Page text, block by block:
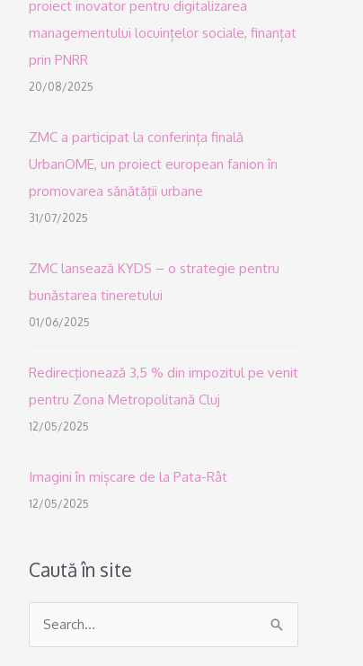
proiect inovator pentru digitalizarea
managementului locuințelor sociale, finanțat
prin PNRR
20/08/2025
ZMC a participat la conferința finală
UrbanOME, un proiect european fanion în
promovarea sănătății urbane
31/07/2025
ZMC lansează KYDS – o strategie pentru
bunăstarea tineretului
01/06/2025
Redirecţionează 3,5 % din impozitul pe venit
pentru Zona Metropolitană Cluj
12/05/2025
Imagini în mișcare de la Pata-Rât
12/05/2025
Caută în site